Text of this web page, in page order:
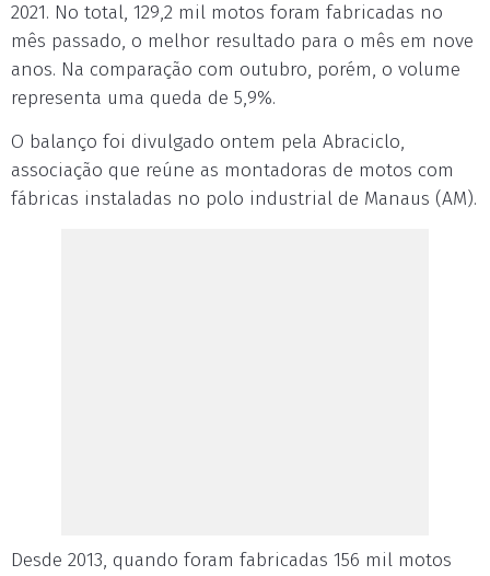
2021. No total, 129,2 mil motos foram fabricadas no
mês passado, o melhor resultado para o mês em nove
anos. Na comparação com outubro, porém, o volume
representa uma queda de 5,9%.
O balanço foi divulgado ontem pela Abraciclo,
associação que reúne as montadoras de motos com
fábricas instaladas no polo industrial de Manaus (AM).
Desde 2013, quando foram fabricadas 156 mil motos